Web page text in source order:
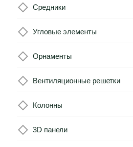
Средники
Угловые элементы
Орнаменты
Вентиляционные решетки
Колонны
3D панели